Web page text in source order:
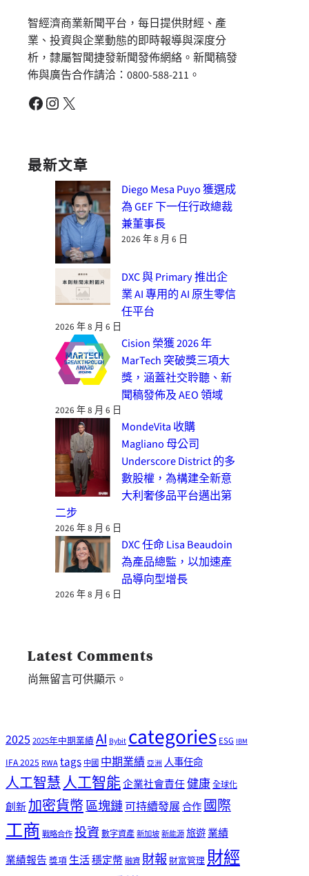
智經濟商業新聞平台，每日提供財經、產
業、投資與企業動態的即時報導與深度分
析，隸屬智聞捷發新聞發佈網絡。新聞稿發
佈與廣告合作請洽：0800-588-211。
Facebook Instagram X
最新文章
Diego Mesa Puyo 獲選成
為 GEF 下一任行政總裁
兼董事長
2026 年 8 月 6 日
DXC 與 Primary 推出企
業 AI 專用的 AI 原生零信
任平台
2026 年 8 月 6 日
Cision 榮獲 2026 年
MarTech 突破獎三項大
獎，涵蓋社交聆聽、新
聞稿發佈及 AEO 領域
2026 年 8 月 6 日
MondeVita 收購
Magliano 母公司
Underscore District 的多
數股權，為構建全新意
大利奢侈品平台邁出第
二步
2026 年 8 月 6 日
DXC 任命 Lisa Beaudoin
為產品總監，以加速產
品導向型增長
2026 年 8 月 6 日
Latest Comments
尚無留言可供顯示。
2025 2025年中期業績AI Bybitcategories ESG IBM
IFA 2025 RWAtags 中國 中期業績 亞洲 人事任命
人工智慧人工智能企業社會責任健康全球化
創新加密貨幣區塊鏈可持續發展合作國際
工商 戰略合作投資數字資產新加坡新能源旅遊業績
業績報告 獎項生活穩定幣融資 財報 財富管理 財經